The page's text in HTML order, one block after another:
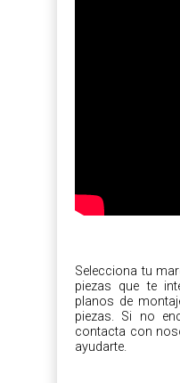
Selecciona tu
piezas que te
planos de
piezas. Si no
contacta con
ayudarte.